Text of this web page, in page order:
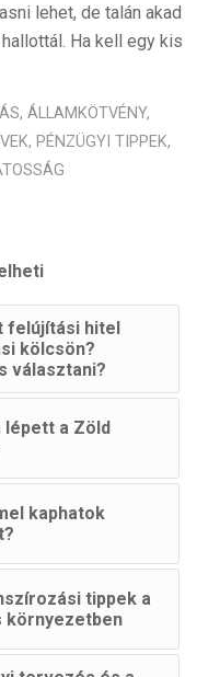
lehet, de talán akad
Ha kell egy kis
,ÁLLAMKÖTVÉNY,
, PÉNZÜGYI TIPPEK,
felújítási hitel
kölcsön?
választani?
lépett a Zöld
kaphatok
tippek a
környezetben